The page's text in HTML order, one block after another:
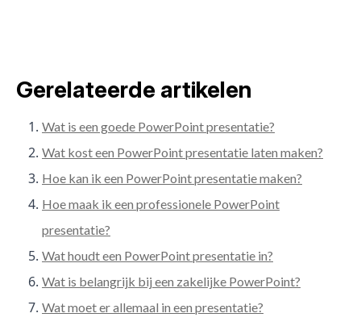
Gerelateerde artikelen
Wat is een goede PowerPoint presentatie?
Wat kost een PowerPoint presentatie laten maken?
Hoe kan ik een PowerPoint presentatie maken?
Hoe maak ik een professionele PowerPoint
presentatie?
Wat houdt een PowerPoint presentatie in?
Wat is belangrijk bij een zakelijke PowerPoint?
Wat moet er allemaal in een presentatie?